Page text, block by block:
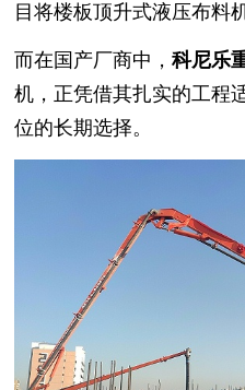
目将楼板顶升式液压布料
而在国产厂商中，科尼乐
机，正凭借其扎实的工程
位的长期选择。